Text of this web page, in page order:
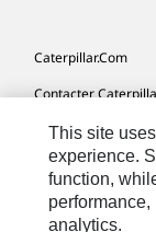
Caterpillar.com
Contacter
Mes Préférences
Plan Du Site
Cookie Settings
This site
experience.
function,
analytics.